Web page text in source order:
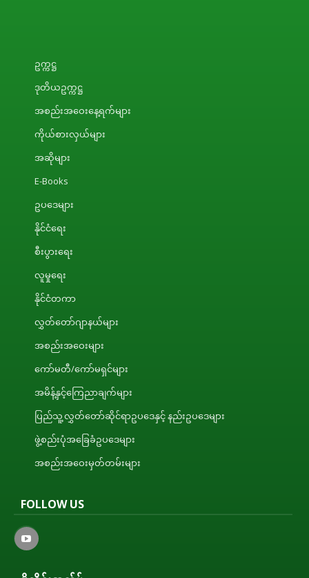
ဥက္ကဋ္ဌ
ဒုတိယဥက္ကဋ္ဌ
အစည်းအဝေးနေ့ရက်များ
ကိုယ်စားလှယ်များ
အဆိုများ
E-Books
ဥပဒေများ
နိုင်ငံရေး
စီးပွားရေး
လူမှုရေး
နိုင်ငံတကာ
လွှတ်တော်ဂျာနယ်များ
အစည်းအဝေးများ
ကော်မတီ/ကော်မရှင်များ
အမိန့်နှင့်ကြေညာချက်များ
ပြည်သူ့လွှတ်တော်ဆိုင်ရာဥပဒေနှင့် နည်းဥပဒေများ
ဖွဲ့စည်းပုံအခြေခံဥပဒေများ
အစည်းအဝေးမှတ်တမ်းများ
FOLLOW US